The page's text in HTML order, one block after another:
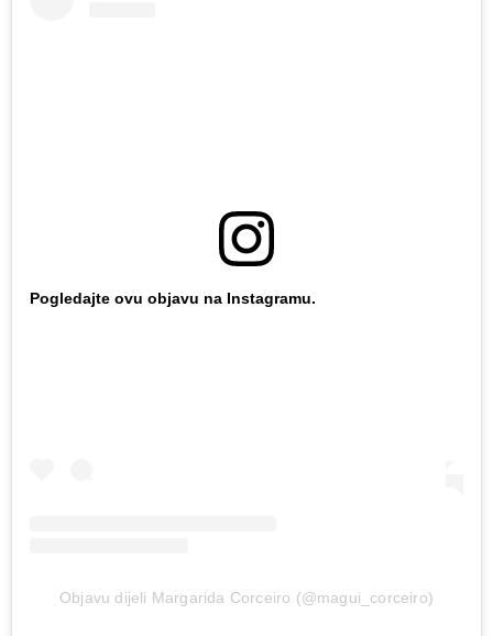
Pogledajte ovu objavu na Instagramu.
Objavu dijeli Margarida Corceiro (@magui_corceiro)